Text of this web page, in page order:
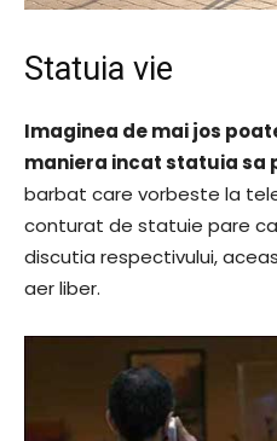
Statuia vie
Imaginea de mai jos
maniera incat statuia sa
barbat care vorbeste la
conturat de statuie pare
discutia respectivului,
aer liber.